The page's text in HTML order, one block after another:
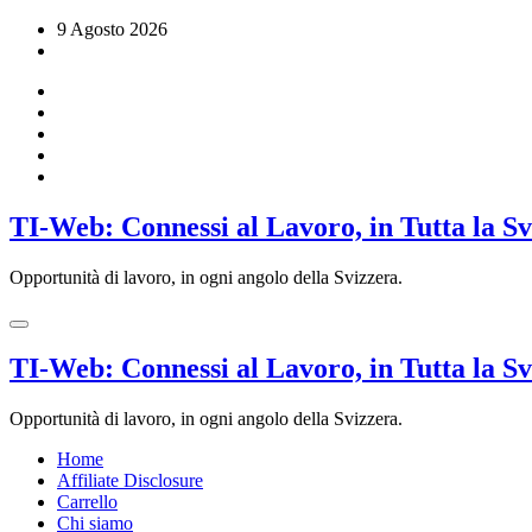
9 Agosto 2026
TI-Web: Connessi al Lavoro, in Tutta la
Opportunità di lavoro, in ogni angolo della Svizzera.
TI-Web: Connessi al Lavoro, in Tutta la
Opportunità di lavoro, in ogni angolo della Svizzera.
Home
Affiliate Disclosure
Carrello
Chi siamo